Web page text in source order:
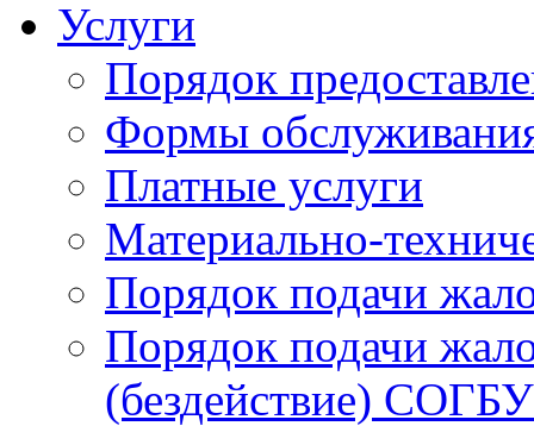
Услуги
Порядок
Формы
Платные услуги
Материально-
Порядок подачи
Порядок подачи
(бездействие)